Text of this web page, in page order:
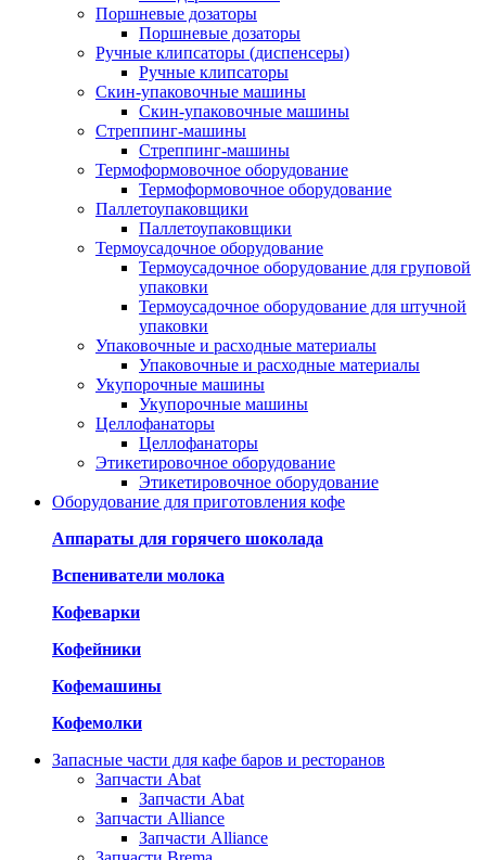
Поршневые дозаторы
Поршневые дозаторы
Ручные клипсаторы (диспенсеры)
Ручные клипсаторы
Скин-упаковочные машины
Скин-упаковочные машины
Стреппинг-машины
Стреппинг-машины
Термоформовочное оборудование
Термоформовочное оборудование
Паллетоупаковщики
Паллетоупаковщики
Термоусадочное оборудование
Термоусадочное оборудование для груповой
упаковки
Термоусадочное оборудование для штучной
упаковки
Упаковочные и расходные материалы
Упаковочные и расходные материалы
Укупорочные машины
Укупорочные машины
Целлофанаторы
Целлофанаторы
Этикетировочное оборудование
Этикетировочное оборудование
Оборудование для приготовления кофе
Аппараты для горячего шоколада
Вспениватели молока
Кофеварки
Кофейники
Кофемашины
Кофемолки
Запасные части для кафе баров и ресторанов
Запчасти Abat
Запчасти Abat
Запчасти Alliance
Запчасти Alliance